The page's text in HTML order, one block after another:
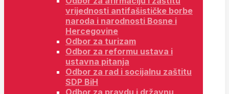
vrijednosti antifašističke borbe
naroda i narodnosti Bosne i
Hercegovine
Odbor za turizam
Odbor za reformu ustava i
ustavna pitanja
Odbor za rad i socijalnu zaštitu
SDP BiH
Odbor za pravdu i državnu